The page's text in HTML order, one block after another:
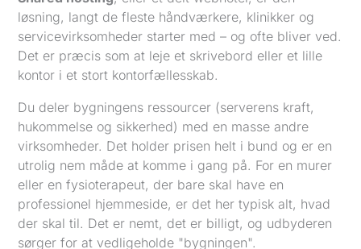
løsning, langt de fleste håndværkere, klinikker og
servicevirksomheder starter med – og ofte bliver ved.
Det er præcis som at leje et skrivebord eller et lille
kontor i et stort kontorfællesskab.
Du deler bygningens ressourcer (serverens kraft,
hukommelse og sikkerhed) med en masse andre
virksomheder. Det holder prisen helt i bund og er en
utrolig nem måde at komme i gang på. For en murer
eller en fysioterapeut, der bare skal have en
professionel hjemmeside, er det her typisk alt, hvad
der skal til. Det er nemt, det er billigt, og udbyderen
sørger for at vedligeholde "bygningen".